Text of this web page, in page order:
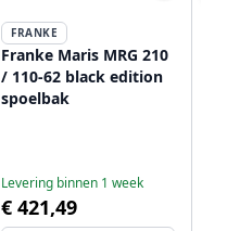
FRANKE
Franke Maris MRG 210
/ 110-62 black edition
spoelbak
Levering binnen 1 week
€ 421,49